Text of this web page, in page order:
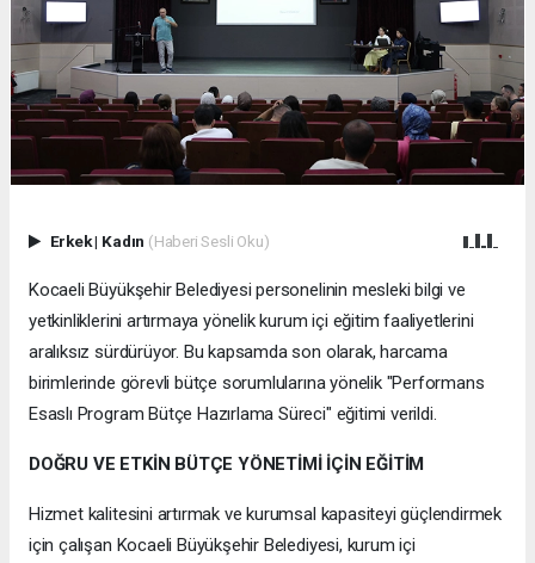
Erkek| Kadın (Haberi Sesli Oku)
Kocaeli Büyükşehir Belediyesi personelinin mesleki bilgi ve
yetkinliklerini artırmaya yönelik kurum içi eğitim faaliyetlerini
aralıksız sürdürüyor. Bu kapsamda son olarak, harcama
birimlerinde görevli bütçe sorumlularına yönelik "Performans
Esaslı Program Bütçe Hazırlama Süreci" eğitimi verildi.
DOĞRU VE ETKİN BÜTÇE YÖNETİMİ İÇİN EĞİTİM
Hizmet kalitesini artırmak ve kurumsal kapasiteyi güçlendirmek
için çalışan Kocaeli Büyükşehir Belediyesi, kurum içi